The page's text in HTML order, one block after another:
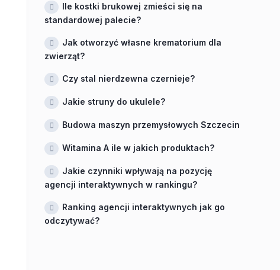
Ile kostki brukowej zmieści się na
standardowej palecie?
Jak otworzyć własne krematorium dla
zwierząt?
Czy stal nierdzewna czernieje?
Jakie struny do ukulele?
Budowa maszyn przemysłowych Szczecin
Witamina A ile w jakich produktach?
Jakie czynniki wpływają na pozycję
agencji interaktywnych w rankingu?
Ranking agencji interaktywnych jak go
odczytywać?